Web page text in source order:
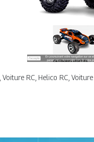
RC, Helico RC,